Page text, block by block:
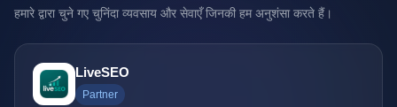
हमारे द्वारा चुने गए चुनिंदा व्यवसाय और सेवाएँ जिनकी हम अनुशंसा करते हैं।
LiveSEO
Partner